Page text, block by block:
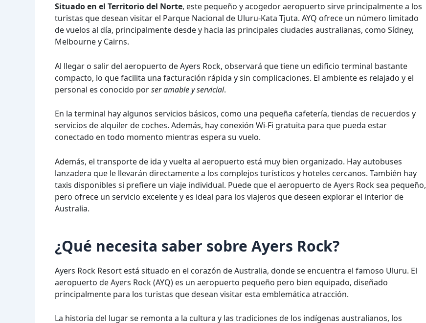
Situado en el Territorio del Norte, este pequeño y acogedor aeropuerto sirve principalmente a los
turistas que desean visitar el Parque Nacional de Uluru-Kata Tjuta. AYQ ofrece un número limitado
de vuelos al día, principalmente desde y hacia las principales ciudades australianas, como Sídney,
Melbourne y Cairns.
Al llegar o salir del aeropuerto de Ayers Rock, observará que tiene un edificio terminal bastante
compacto, lo que facilita una facturación rápida y sin complicaciones. El ambiente es relajado y el
personal es conocido porser amable y servicial.
En la terminal hay algunos servicios básicos, como una pequeña cafetería, tiendas de recuerdos y
servicios de alquiler de coches. Además, hay conexión Wi-Fi gratuita para que pueda estar
conectado en todo momento mientras espera su vuelo.
Además, el transporte de ida y vuelta al aeropuerto está muy bien organizado. Hay autobuses
lanzadera que le llevarán directamente a los complejos turísticos y hoteles cercanos. También hay
taxis disponibles si prefiere un viaje individual. Puede que el aeropuerto de Ayers Rock sea pequeño,
pero ofrece un servicio excelente y es ideal para los viajeros que deseen explorar el interior de
Australia.
¿Qué necesita saber sobre Ayers Rock?
Ayers Rock Resort está situado en el corazón de Australia, donde se encuentra el famoso Uluru. El
aeropuerto de Ayers Rock (AYQ) es un aeropuerto pequeño pero bien equipado, diseñado
principalmente para los turistas que desean visitar esta emblemática atracción.
La historia del lugar se remonta a la cultura y las tradiciones de los indígenas australianos, los